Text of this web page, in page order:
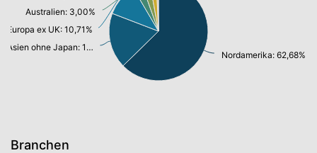
Nordamerika: 62,68%
Asien ohne Japan: 18,15%
Europa ex UK: 10,71%
Australien: 3,00%
Branchen